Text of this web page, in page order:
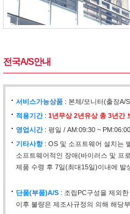
전국A/S안내
서비스가능상품 : 본체/모니터(출장A/
적용기간: 1년무상 2년유상 총 3년간
영업시간: 평일 / AM:09:30 ~
기타사항: OS 및 소프트웨어 설치는
소프트웨어적인 장애(바이러스 및 프
제품 수령 후 7일(최대15일)이내에 발
단품(부품)A/S : 조립PC구성을 제외
이후 불량은 제조사규정의 의해 해당